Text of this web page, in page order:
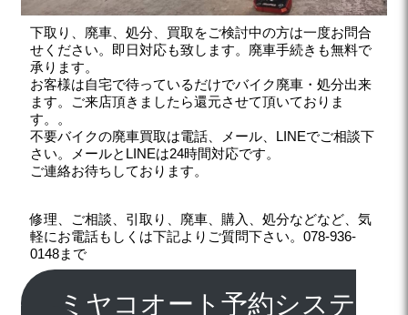
下取り、廃車、処分、買取をご検討中の方は一度お問合
せください。即日対応も致します。廃車手続きも無料で
承ります。
お客様は自宅で待っているだけでバイク廃車・処分出来
ます。ご来店頂きましたら還元させて頂いておりま
す。。
不要バイクの廃車買取は電話、メール、LINEでご相談下
さい。メールとLINEは24時間対応です。
ご連絡お待ちしております。
修理、ご相談、引取り、廃車、購入、処分などなど、気
軽にお電話もしくは下記よりご質問下さい。078-936-
0148まで
ミヤコオート予約システ